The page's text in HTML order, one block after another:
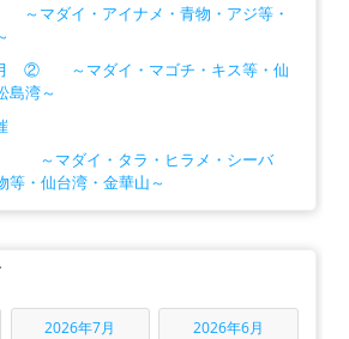
マダイ・アイナメ・青物・アジ等・
② ～マダイ・マゴチ・キス等・仙
島湾～
マダイ・タラ・ヒラメ・シーバ
等・仙台湾・金華山～
2026年7月 2026年6月